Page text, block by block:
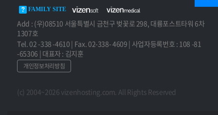
FAMILY SITE
Add : (우)08510 서울특별시 금천구 벚꽃로 298, 대륭포스트타워 6차
1307호
Tel. 02 -338 -4610 | Fax. 02-338- 4609 | 사업자등록번호 : 108 -81
-65306 | 대표자 : 김지훈
개인정보처리방침
(c) 2004~2026 vizenhosting.com. All Rights Reserved